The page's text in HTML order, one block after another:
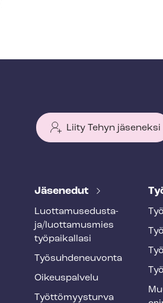
Liity Tehyn jäseneksi
T
h
y
f
o
o
Jäsenedut
Luot­ta­muse­dus­ta­
ja/luottamusmies
työpaikallasi
Työ­suh­de­neu­von­ta
Oikeuspalvelu
Työt­tö­myys­tur­va